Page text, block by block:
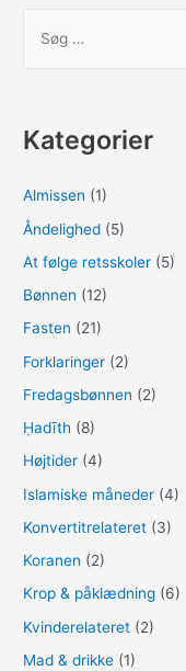
f
e
r
:
Kategorier
Almissen (1)
Åndelighed (5)
At følge retsskoler (5)
Bønnen (12)
Fasten (21)
Forklaringer (2)
Fredagsbønnen (2)
Ḥadīth (8)
Højtider (4)
Islamiske måneder (4)
Konvertitrelateret (3)
Koranen (2)
Krop & påklædning (6)
Kvinderelateret (2)
Mad & drikke (1)